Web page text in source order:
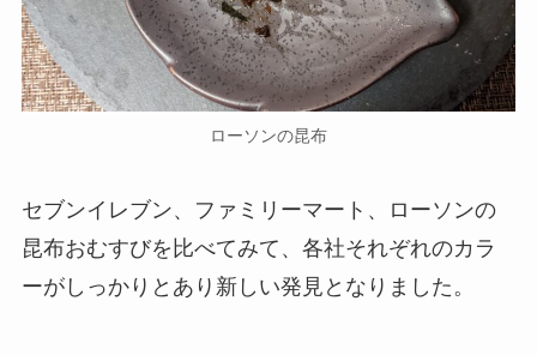
ローソンの昆布
セブンイレブン、ファミリーマート、ローソンの
昆布おむすびを比べてみて、各社それぞれのカラ
ーがしっかりとあり新しい発見となりました。